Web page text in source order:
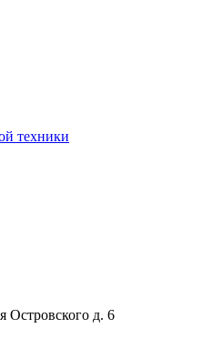
техники
Островского д. 6